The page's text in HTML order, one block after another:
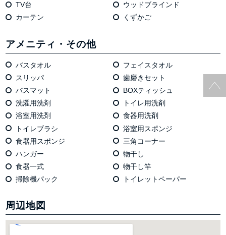
TV台
ウッドブラインド
カーテン
くずかご
アメニティ・その他
バスタオル
フェイスタオル
スリッパ
歯磨きセット
バスマット
BOXティッシュ
洗濯用洗剤
トイレ用洗剤
浴室用洗剤
食器用洗剤
トイレブラシ
浴室用スポンジ
食器用スポンジ
三角コーナー
ハンガー
物干し
食器一式
物干し竿
掃除機パック
トイレットペーパー
周辺地図